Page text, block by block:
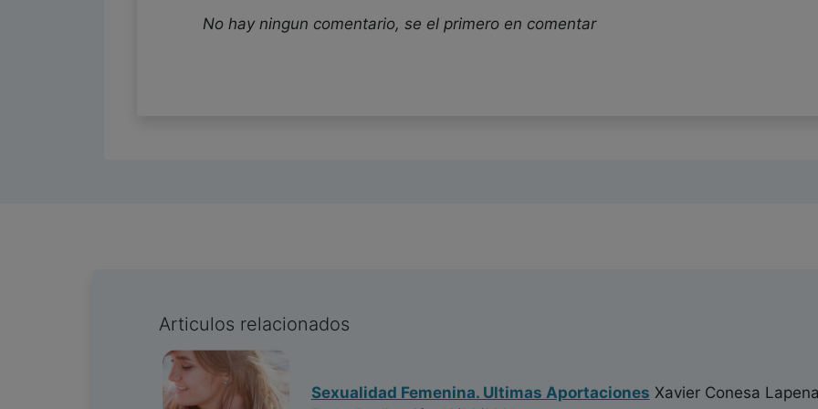
No hay ningun comentario, se el primero en comentar
Articulos relacionados
Sexualidad Femenina. Ultimas Aportaciones Xavier Conesa